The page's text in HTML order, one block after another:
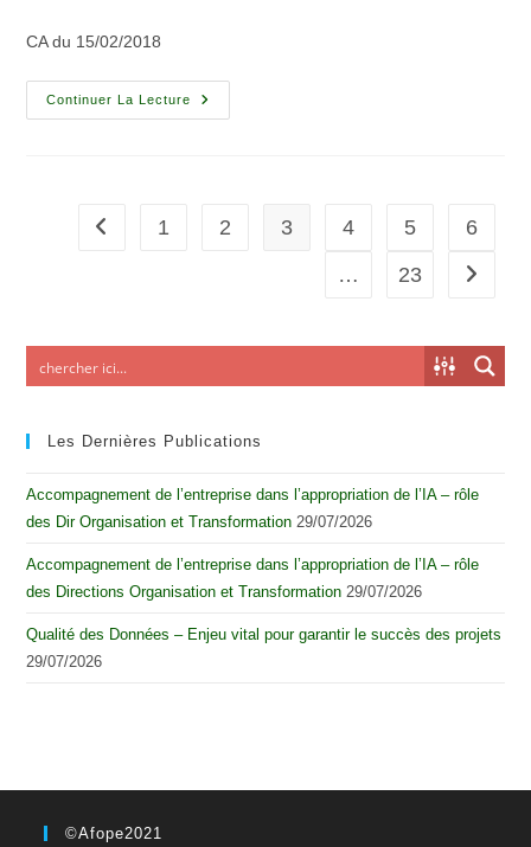
CA du 15/02/2018
Continuer La Lecture
1 2 3 4 5
6
…
23
Les Dernières Publications
Accompagnement de l’entreprise dans l’appropriation de l’IA – rôle
des Dir Organisation et Transformation 29/07/2026
Accompagnement de l’entreprise dans l’appropriation de l’IA – rôle
des Directions Organisation et Transformation 29/07/2026
Qualité des Données – Enjeu vital pour garantir le succès des projets
29/07/2026
©Afope2021